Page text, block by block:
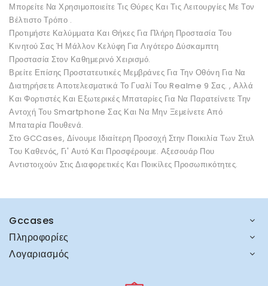
Μπορείτε Να Χρησιμοποιείτε Τις Θύρες Και Τις Λειτουργίες Με Τον
Βέλτιστο Τρόπο .
Προτιμήστε Καλύμματα Και Θήκες Για Πλήρη Προστασία Του
Κινητού Σας Ή Μάλλον Κελύφη Για Λιγότερο Δύσκαμπτη
Προστασία Στον Καθημερινό Χειρισμό.
Βρείτε Επίσης Προστατευτικές Μεμβράνες Για Την Οθόνη Για Να
Διατηρήσετε Αποτελεσματικά Το Γυαλί Του Realme 9 Σας. , Αλλά
Και Φορτιστές Και Εξωτερικές Μπαταρίες Για Να Παρατείνετε Την
Αντοχή Του Smartphone Σας Και Να Μην Ξεμείνετε Από
Μπαταρία Πουθενά.
Στο GCCases, Δίνουμε Ιδιαίτερη Προσοχή Στην Ποικιλία Των Στυλ
Του Καθενός, Γι' Αυτό Και Προσφέρουμε. Αξεσουάρ Που
Αντιστοιχούν Στις Διαφορετικές Και Ποικίλες Προσωπικότητες.
Gccases
Πληροφορίες
Λογαριασμός